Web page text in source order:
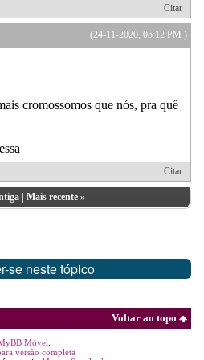
Citar
(24-11-2020, 05:12 PM )
cromossomos que nós, pra quê
Citar
| Mais recente»
se neste tópico
Voltar ao topo
Móvel
versão completa